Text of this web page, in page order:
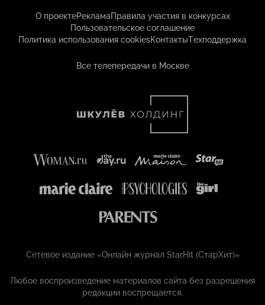
О проектеРекламаПравила участия в конкурсах
Пользовательское соглашение
Политика использования cookiesКонтактыТехподдержка
Все телепередачи в Москве
Сетевое издание «Онлайн журнал StarHit (СтарХит)»
Любое воспроизведение материалов сайта без разрешения
редакции воспрещается.